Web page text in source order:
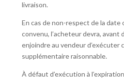
livraison.
En cas de non-respect de la date
convenu, l’acheteur devra, avant
enjoindre au vendeur d’exécuter
supplémentaire raisonnable.
À défaut d’exécution à